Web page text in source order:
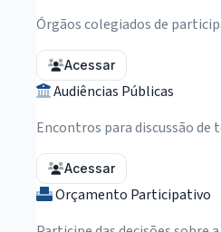
Órgãos colegiados de
Acessar
Audiências Públicas
Encontros para discussão de
Acessar
Orçamento Participativo